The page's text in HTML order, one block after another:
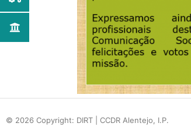
© 2026 Copyright: DIRT | CCDR Alentejo, I.P.